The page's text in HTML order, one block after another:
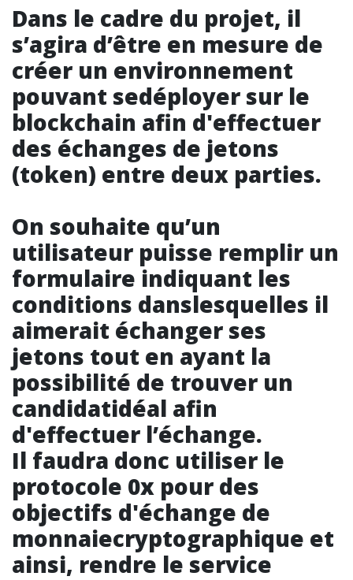
Dans le cadre du projet, il
s’agira d’être en mesure de
créer un environnement
pouvant sedéployer sur le
blockchain afin d'effectuer
des échanges de jetons
(token) entre deux parties.
On souhaite qu’un
utilisateur puisse remplir un
formulaire indiquant les
conditions danslesquelles il
aimerait échanger ses
jetons tout en ayant la
possibilité de trouver un
candidatidéal afin
d'effectuer l’échange.
Il faudra donc utiliser le
protocole 0x pour des
objectifs d'échange de
monnaiecryptographique et
ainsi, rendre le service